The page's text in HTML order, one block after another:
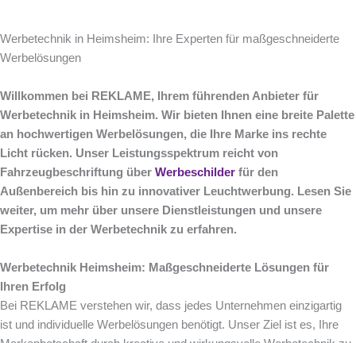
Werbetechnik in Heimsheim: Ihre Experten für maßgeschneiderte
Werbelösungen
Willkommen bei REKLAME, Ihrem führenden Anbieter für
Werbetechnik in Heimsheim. Wir bieten Ihnen eine breite Palette
an hochwertigen Werbelösungen, die Ihre Marke ins rechte
Licht rücken. Unser Leistungsspektrum reicht von
Fahrzeugbeschriftung über Werbeschilder für den
Außenbereich bis hin zu innovativer Leuchtwerbung. Lesen Sie
weiter, um mehr über unsere Dienstleistungen und unsere
Expertise in der Werbetechnik zu erfahren.
Werbetechnik Heimsheim: Maßgeschneiderte Lösungen für
Ihren Erfolg
Bei REKLAME verstehen wir, dass jedes Unternehmen einzigartig
ist und individuelle Werbelösungen benötigt. Unser Ziel ist es, Ihre